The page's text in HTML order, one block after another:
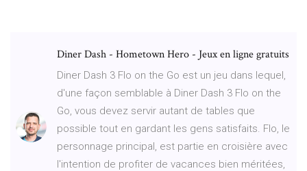
Diner Dash - Hometown Hero - Jeux en ligne gratuits
Diner Dash 3 Flo on the Go est un jeu dans lequel,
d'une façon semblable à Diner Dash 3 Flo on the
Go, vous devez servir autant de tables que
possible tout en gardant les gens satisfaits. Flo, le
personnage principal, est partie en croisière avec
l'intention de profiter de vacances bien méritées,